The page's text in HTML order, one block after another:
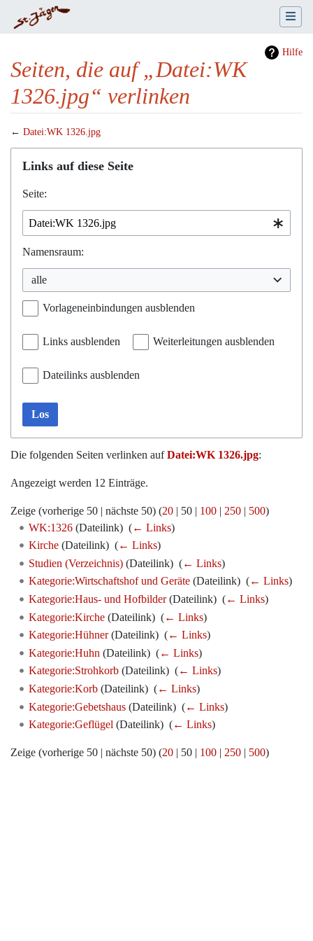
Hilfe
Seiten, die auf „Datei:WK
1326.jpg“ verlinken
← Datei:WK 1326.jpg
Wechseln zu:Navigation,Suche
Links auf diese Seite
Seite:
Namensraum:
alle
Vorlageneinbindungen ausblenden
Links ausblenden Weiterleitungen ausblenden
Dateilinks ausblenden
Los
Die folgenden Seiten verlinken aufDatei:WK 1326.jpg:
Angezeigt werden 12 Einträge.
Zeige (vorherige 50 | nächste 50) (20 | 50 | 100 | 250 | 500)
WK:1326(Dateilink) ‎ (← Links)
Kirche(Dateilink) ‎ (← Links)
Studien (Verzeichnis)(Dateilink) ‎ (← Links)
Kategorie:Wirtschaftshof und Geräte(Dateilink) ‎ (← Links)
Kategorie:Haus- und Hofbilder(Dateilink) ‎ (← Links)
Kategorie:Kirche(Dateilink) ‎ (← Links)
Kategorie:Hühner(Dateilink) ‎ (← Links)
Kategorie:Huhn (Dateilink) ‎ (← Links)
Kategorie:Strohkorb(Dateilink) ‎ (← Links)
Kategorie:Korb(Dateilink) ‎ (← Links)
Kategorie:Gebetshaus(Dateilink) ‎ (← Links)
Kategorie:Geflügel (Dateilink) ‎ (← Links)
Zeige (vorherige 50 | nächste 50) (20 | 50 | 100 | 250 | 500)